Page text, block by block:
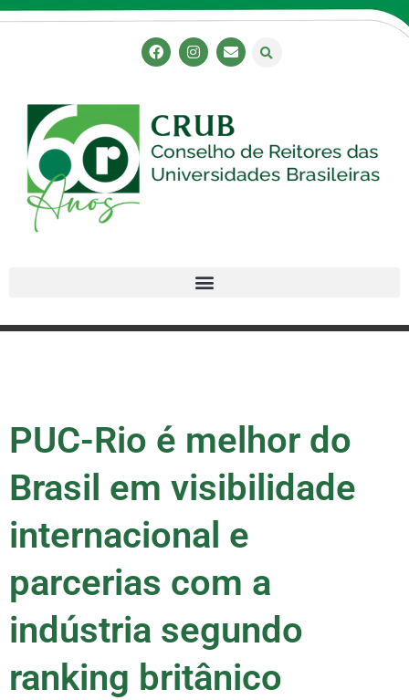
PUC-Rio é melhor do
Brasil em visibilidade
internacional e
parcerias com a
indústria segundo
ranking britânico